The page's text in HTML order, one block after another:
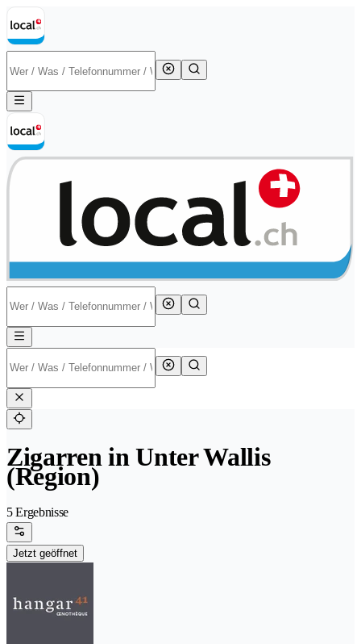
Zigarren in Unter Wallis
(Region)
5 Ergebnisse
Jetzt geöffnet